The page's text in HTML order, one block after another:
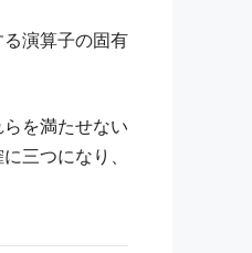
演算子の固有
を満たせない
三つになり、